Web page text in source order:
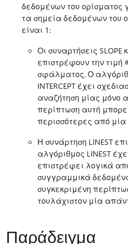
δεδομένων του ορίσματος
τα σημεία δεδομένων του
είναι 1:
Οι συναρτήσεις SLOPE
επιστρέφουν την τιμή
σφάλματος. Ο
INTERCEPT έχει
αναζήτηση μίας μόνο
περίπτωση αυτή
περισσότερες από
Η συνάρτηση LINEST
αλγόριθμος LINEST
επιστρέφει λογικά
συγγραμμικά
συγκεκριμένη
τουλάχιστον μία
Παράδειγμα